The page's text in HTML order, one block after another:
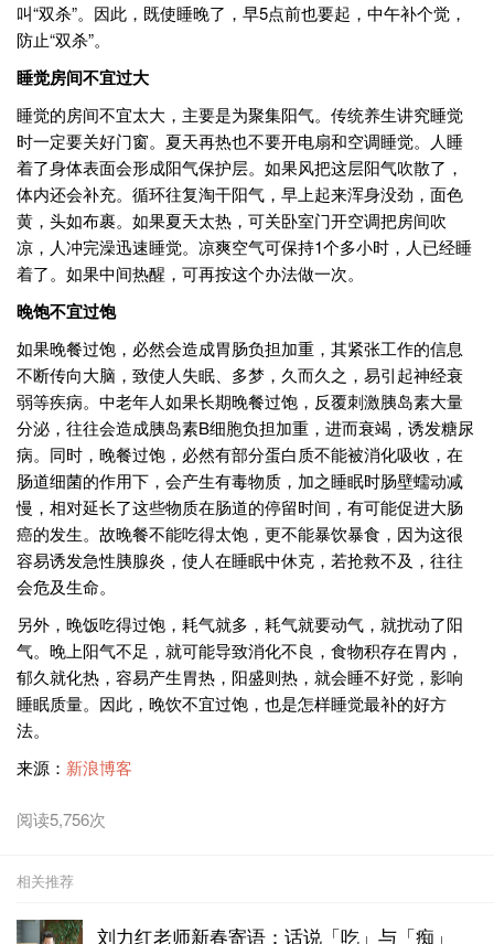
叫“双杀”。因此，既使睡晚了，早5点前也要起，中午补个觉，
防止“双杀”。
睡觉房间不宜过大
睡觉的房间不宜太大，主要是为聚集阳气。传统养生讲究睡觉
时一定要关好门窗。夏天再热也不要开电扇和空调睡觉。人睡
着了身体表面会形成阳气保护层。如果风把这层阳气吹散了，
体内还会补充。循环往复淘干阳气，早上起来浑身没劲，面色
黄，头如布裹。如果夏天太热，可关卧室门开空调把房间吹
凉，人冲完澡迅速睡觉。凉爽空气可保持1个多小时，人已经睡
着了。如果中间热醒，可再按这个办法做一次。
晚饱不宜过饱
如果晚餐过饱，必然会造成胃肠负担加重，其紧张工作的信息
不断传向大脑，致使人失眠、多梦，久而久之，易引起神经衰
弱等疾病。中老年人如果长期晚餐过饱，反覆刺激胰岛素大量
分泌，往往会造成胰岛素B细胞负担加重，进而衰竭，诱发糖尿
病。同时，晚餐过饱，必然有部分蛋白质不能被消化吸收，在
肠道细菌的作用下，会产生有毒物质，加之睡眠时肠壁蠕动减
慢，相对延长了这些物质在肠道的停留时间，有可能促进大肠
癌的发生。故晚餐不能吃得太饱，更不能暴饮暴食，因为这很
容易诱发急性胰腺炎，使人在睡眠中休克，若抢救不及，往往
会危及生命。
另外，晚饭吃得过饱，耗气就多，耗气就要动气，就扰动了阳
气。晚上阳气不足，就可能导致消化不良，食物积存在胃内，
郁久就化热，容易产生胃热，阳盛则热，就会睡不好觉，影响
睡眠质量。因此，晚饮不宜过饱，也是怎样睡觉最补的好方
法。
来源： 新浪博客
阅读5,756次
相关推荐
刘力红老师新春寄语：话说「吃」与「痴」